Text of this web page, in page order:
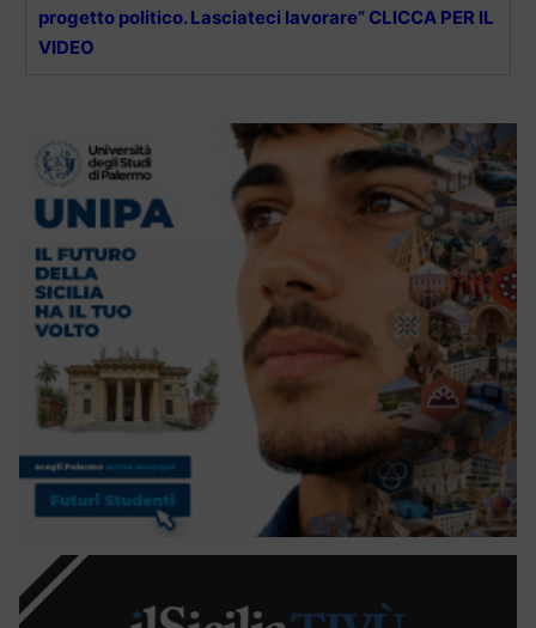
progetto politico. Lasciateci lavorare” CLICCA PER IL
VIDEO